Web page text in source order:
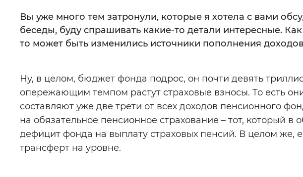
Вы уже много тем затронули, которые я хотела с вами
беседы, буду спрашивать какие-то детали интересные.
то может быть изменились источники пополнения
Ну, в целом, бюджет фонда подрос, он почти девять
опережающим темпом растут страховые взносы. То есть
составляют уже две трети от всех доходов пенсионного
на обязательное пенсионное страхование – тот, который
дефицит фонда на выплату страховых пенсий. В целом же,
трансферт на уровне.